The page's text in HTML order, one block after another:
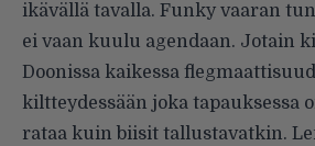
ikävällä tavalla. Funky vaaran
ei vaan kuulu agendaan. Jotain
Doonissa kaikessa
kiltteydessään joka tapauksessa
rataa kuin biisit tallustavatkin.